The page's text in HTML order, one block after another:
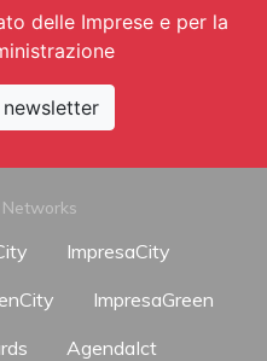
delle Imprese e per la
Networks
ImpresaCity
ImpresaGreen
AgendaIct